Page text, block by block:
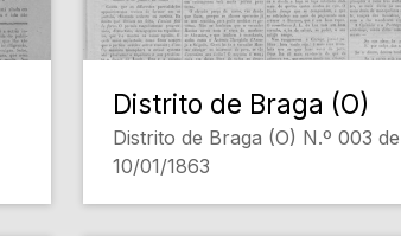
Distrito de Braga (O)
Distrito de Braga (O) N.º 003 de
10/01/1863